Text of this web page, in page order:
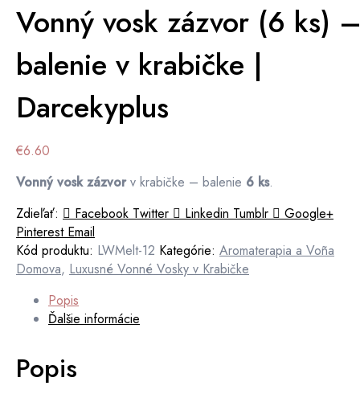
Vonný vosk zázvor (6 ks)
balenie v krabičke |
Darcekyplus
€6.60
Vonný vosk zázvorv krabičke – balenie 6 ks.
Zdieľať:
Facebook Twitter Linkedin Tumblr
Google+
Pinterest Email
Kód produktu: LWMelt-12 Kategórie: Aromaterapia a Voña
Domova, Luxusné Vonné Vosky v Krabičke
Popis
Ďalšie informácie
Popis